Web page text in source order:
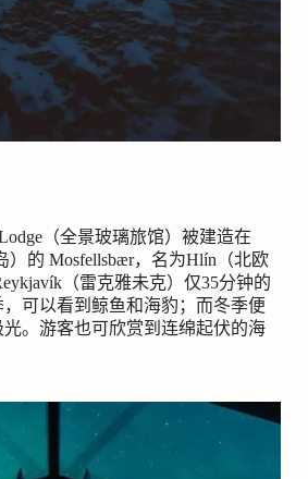
（全景玻璃旅馆）被建造在
）的 Mosfellsbær，名为Hlín （北欧
ík （雷克雅未克）仅35分钟的
可以看到鲸鱼和海豹；而冬季便
。游客也可欣赏到连绵起伏的海